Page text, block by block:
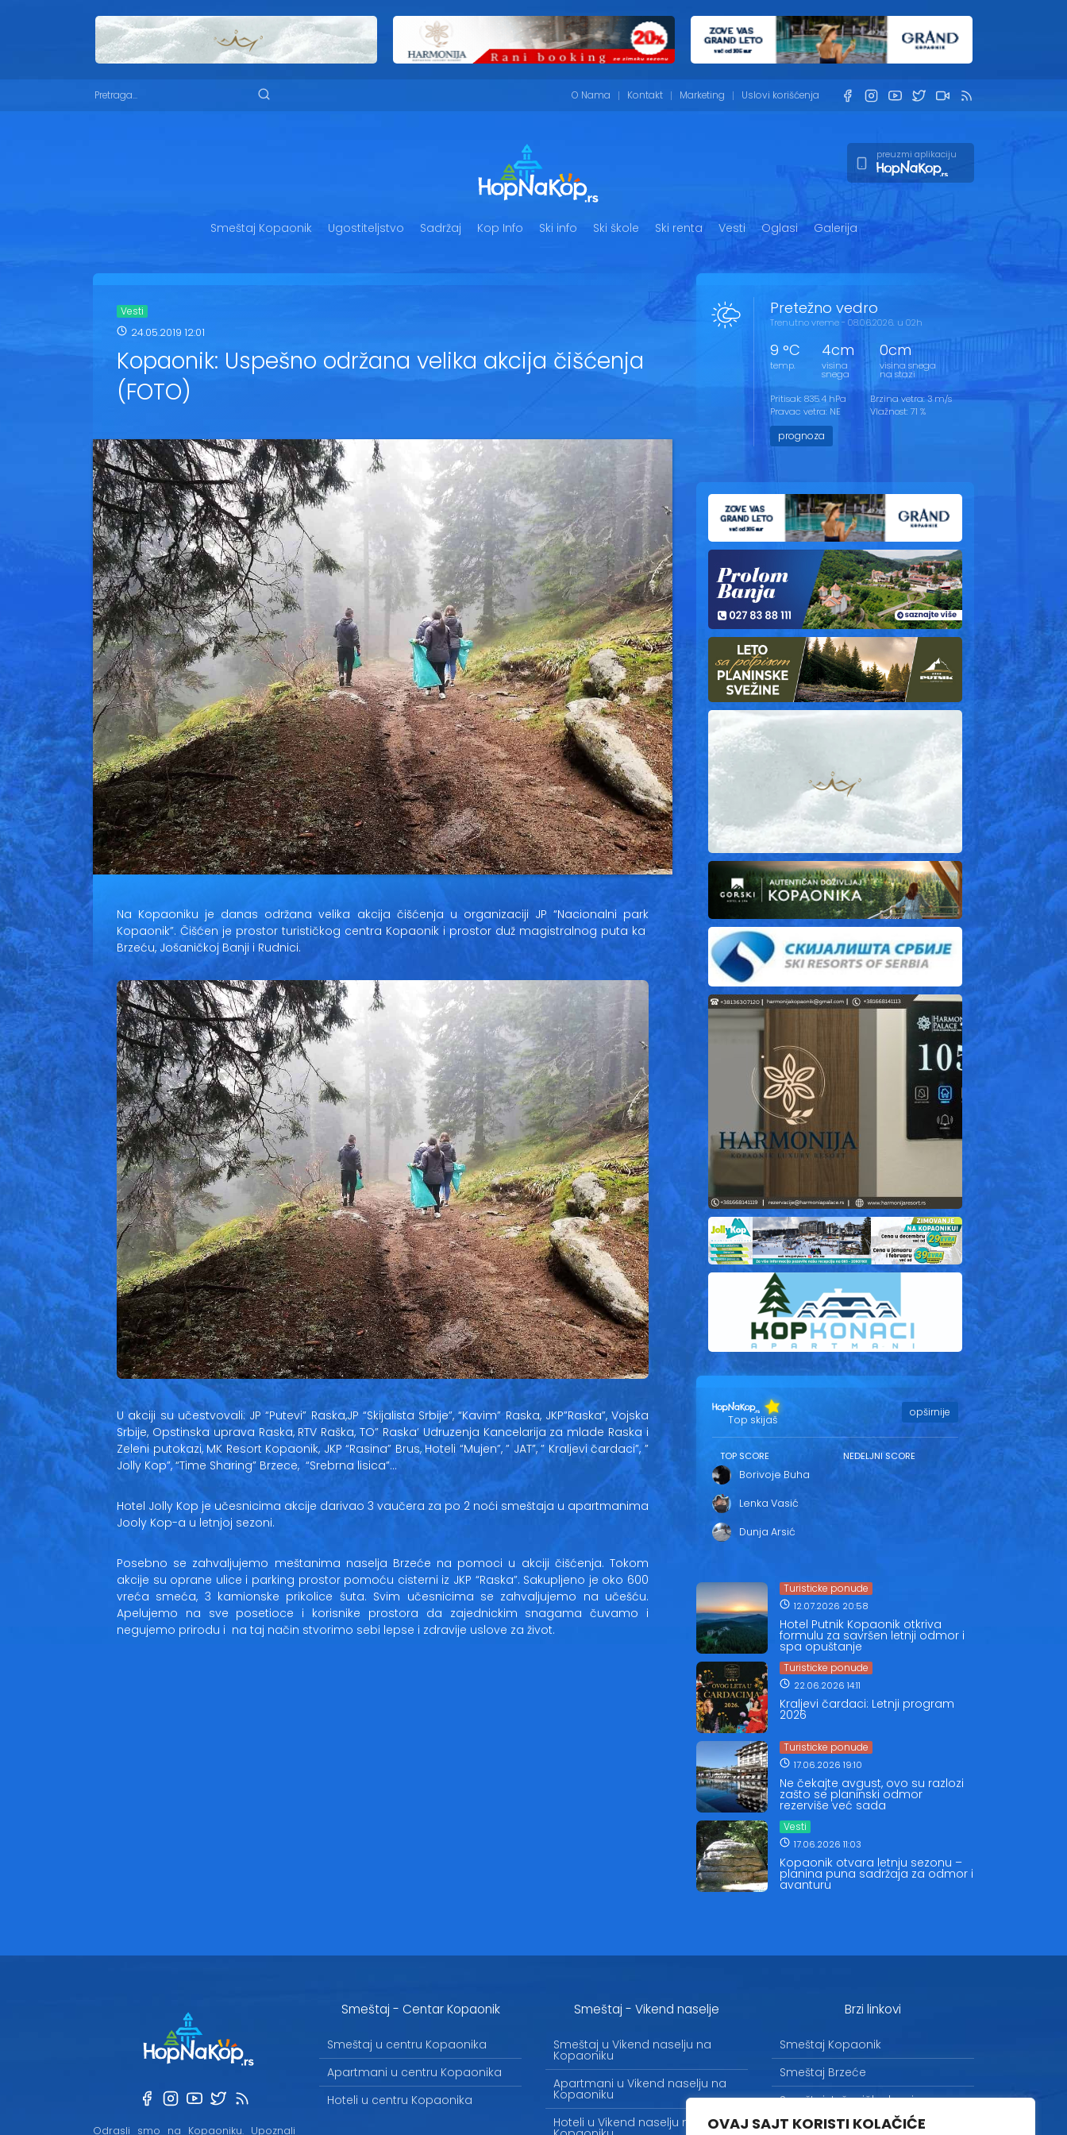
OVAJ SAJT KORISTI KOLAČIĆE
O Nama Kontakt Marketing Uslovi korišćenja
preuzmi aplikaciju
Smeštaj Kopaonik Ugostiteljstvo Sadržaj Kop Info Ski info Ski škole Ski renta Vesti Oglasi Galerija
Vesti
24.05.2019 12:01
Kopaonik: Uspešno održana velika akcija čišćenja
(FOTO)
Na Kopaoniku je danas održana velika akcija čišćenja u organizaciji JP “Nacionalni park
Kopaonik”. Čišćen je prostor turističkog centra Kopaonik i prostor duž magistralnog puta ka
Brzeću, Jošaničkoj Banji i Rudnici.
U akciji su učestvovali: JP “Putevi” Raska,JP “Skijalista Srbije”, “Kavim” Raska, JKP”Raska”, Vojska
Srbije, Opstinska uprava Raska, RTV Raška, TO” Raska’ Udruzenja Kancelarija za mlade Raska i
Zeleni putokazi, MK Resort Kopaonik, JKP “Rasina” Brus, Hoteli “Mujen”, ” JAT”, ” Kraljevi čardaci”, ”
Jolly Kop”, “Time Sharing” Brzece, “Srebrna lisica”…
Hotel Jolly Kop je učesnicima akcije darivao 3 vaučera za po 2 noći smeštaja u apartmanima
Jooly Kop-a u letnjoj sezoni.
Posebno se zahvaljujemo meštanima naselja Brzeće na pomoci u akciji čišćenja. Tokom
akcije su oprane ulice i parking prostor pomoću cisterni iz JKP “Raska”. Sakupljeno je oko 600
vreća smeća, 3 kamionske prikolice šuta. Svim učesnicima se zahvaljujemo na učešću.
Apelujemo na sve posetioce i korisnike prostora da zajednickim snagama čuvamo i
negujemo prirodu i na taj način stvorimo sebi lepse i zdravije uslove za život.
Pretežno vedro
Trenutno vreme - 08.06.2026. u 02h
9 °C
temp.
4cm
visina
snega
0cm
visina snega
na stazi
Pritisak: 835.4 hPa
Pravac vetra: NE
Brzina vetra: 3 m/s
Vlažnost: 71 %
prognoza
Top skijaš
opširnije
TOP SCORE
Borivoje Buha
Lenka Vasić
Dunja Arsić
NEDELJNI SCORE
Turisticke ponude
12.07.2026 20:58
Hotel Putnik Kopaonik otkriva
formulu za savršen letnji odmor i
spa opuštanje
Turisticke ponude
22.06.2026 14:11
Kraljevi čardaci: Letnji program
2026
Turisticke ponude
17.06.2026 19:10
Ne čekajte avgust, ovo su razlozi
zašto se planinski odmor
rezerviše već sada
Vesti
17.06.2026 11:03
Kopaonik otvara letnju sezonu –
planina puna sadržaja za odmor i
avanturu
Odrasli smo na Kopaoniku. Upoznali
Smeštaj - Centar Kopaonik
Smeštaj u centru Kopaonika
Apartmani u centru Kopaonika
Hoteli u centru Kopaonika
Smeštaj - Vikend naselje
Smeštaj u Vikend naselju na
Kopaoniku
Apartmani u Vikend naselju na
Kopaoniku
Hoteli u Vikend naselju na
Brzi linkovi
Smeštaj Kopaonik
Smeštaj Brzeće
Smeštaj Jošanička banja
Uslovi korišćenja